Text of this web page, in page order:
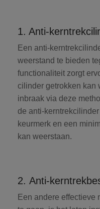
1. Anti-
Een anti-
weerstand te bieden
functionaliteit zorgt
cilinder getrokken kan
inbraak via deze
de anti-
keurmerk en een
kan weerstaan.
2. Anti-
Een andere effectieve